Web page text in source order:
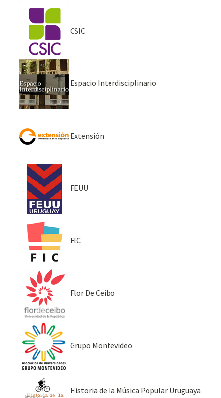
CSIC
Espacio Interdisciplinario
Extensión
FEUU
FIC
Flor De Ceibo
Grupo Montevideo
Historia de la Música Popular Uruguaya